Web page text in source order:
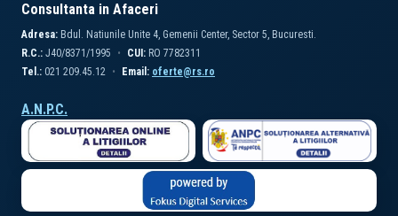
Consultanta in Afaceri
Adresa: Bdul. Natiunile Unite 4, Gemenii Center, Sector 5, Bucuresti.
R.C.: J40/8371/1995 CUI: RO 7782311
Tel.: 021 209.45.12 Email: oferte@rs.ro
A.N.P.C.